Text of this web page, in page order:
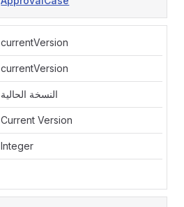
currentVersion
currentVersion
النسخة الحالية
Current Version
Integer